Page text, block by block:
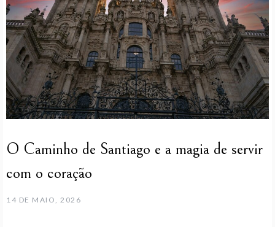
O Caminho de Santiago e a magia de servir
com o coração
14 DE MAIO, 2026